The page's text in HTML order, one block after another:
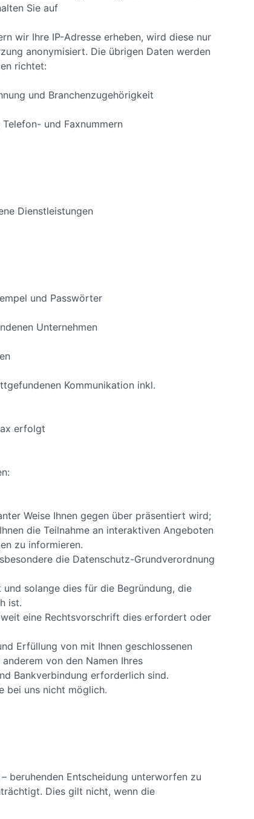
Sie auf
wir Ihre IP-Adresse erheben, wird diese nur
anonymisiert. Die übrigen Daten werden
richtet:
und Branchenzugehörigkeit
und Faxnummern
Dienstleistungen
und Passwörter
Unternehmen
Kommunikation inkl.
erfolgt
Weise Ihnen gegen über präsentiert wird;
die Teilnahme an interaktiven Angeboten
zu informieren.
die Datenschutz-Grundverordnung
solange dies für die Begründung, die
ist.
eine Rechtsvorschrift dies erfordert oder
Erfüllung von mit Ihnen geschlossenen
von den Namen Ihres
Bankverbindung erforderlich sind.
bei uns nicht möglich.
beruhenden Entscheidung unterworfen zu
Dies gilt nicht, wenn die